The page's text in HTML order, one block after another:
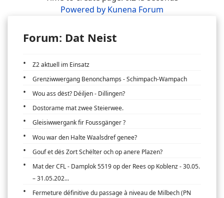
Powered by Kunena Forum
Forum: Dat Neist
Z2 aktuell im Einsatz
Grenziwwergang Benonchamps - Schimpach-Wampach
Wou ass dëst? Déiljen - Dillingen?
Dostorame mat zwee Steierwee.
Gleisiwwergank fir Foussgänger ?
Wou war den Halte Waalsdref genee?
Gouf et dës Zort Schëlter och op anere Plazen?
Mat der CFL - Damplok 5519 op der Rees op Koblenz - 30.05.
– 31.05.202...
Fermeture définitive du passage à niveau de Milbech (PN